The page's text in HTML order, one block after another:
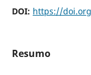
DOI: https://
Resumo